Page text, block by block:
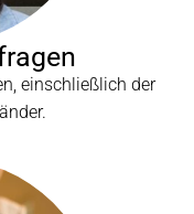
einschließlich der